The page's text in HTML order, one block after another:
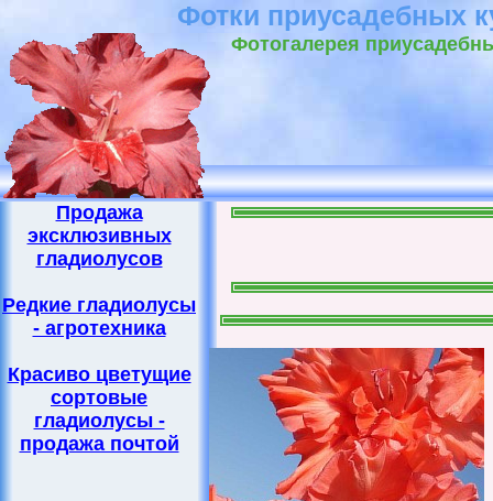
Фотки приусадебных
Фотогалерея
Продажа
эксклюзивных
гладиолусов
Редкие гладиолусы
- агротехника
Красиво цветущие
сортовые
гладиолусы -
продажа почтой